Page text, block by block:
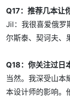
Q17：推荐几本让
Jil：我很喜爱俄罗
尔斯泰、契诃夫、
Q18：你关注过日
当然。我深受山
本设计师的影响。